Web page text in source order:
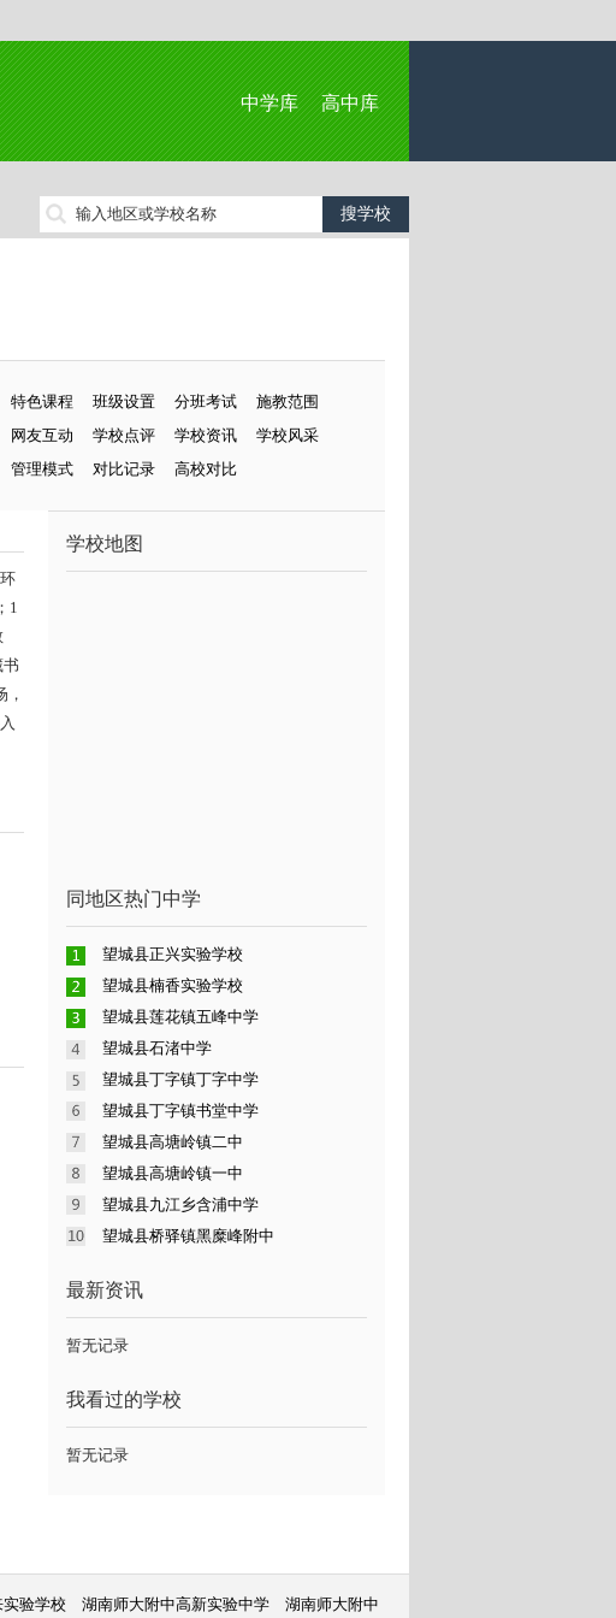
中学库 高中库
特色课程 班级设置 分班考试
施教范围
网友互动 学校点评 学校资讯
学校风采
管理模式 对比记录 高校对比
1
学校地图
同地区热门中学
望城县正兴实验学校
望城县楠香实验学校
望城县莲花镇五峰中学
望城县石渚中学
望城县丁字镇丁字中学
望城县丁字镇书堂中学
望城县高塘岭镇二中
望城县高塘岭镇一中
望城县九江乡含浦中学
望城县桥驿镇黑糜峰附中
最新资讯
暂无记录
我看过的学校
暂无记录
验学校 湖南师大附中高新实验中学 湖南师大附中